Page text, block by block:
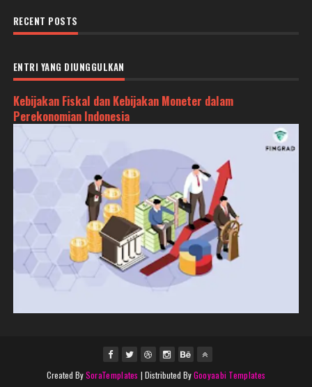
RECENT POSTS
ENTRI YANG DIUNGGULKAN
Kebijakan Fiskal dan Kebijakan Moneter dalam
Perekonomian Indonesia
Created BySoraTemplates | Distributed ByGooyaabi Templates